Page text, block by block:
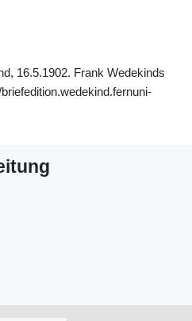
16.5.1902. Frank Wedekinds